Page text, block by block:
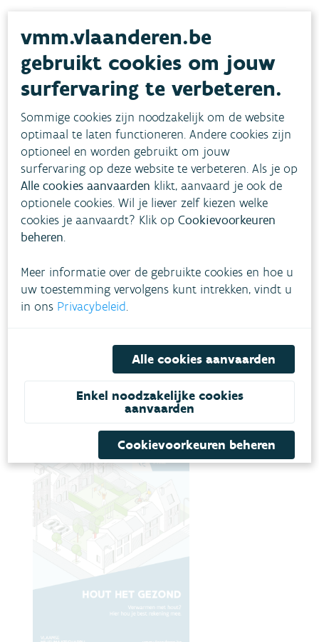
Stoken met pellets
Tips voor lokale besturen
Lokale besturen vinden op deze pagina praktische
informatie, wetgeving en communicatietips om burgers te
informeren en sensibiliseren.
Publicaties
vmm.vlaanderen.be
gebruikt cookies om jouw
surfervaring te verbeteren.
Sommige cookies zijn noodzakelijk om de website
optimaal te laten functioneren. Andere cookies zijn
optioneel en worden gebruikt om jouw
surfervaring op deze website te verbeteren. Als je op
Alle cookies aanvaarden klikt, aanvaard je ook de
optionele cookies. Wil je liever zelf kiezen welke
cookies je aanvaardt? Klik opCookievoorkeuren
beheren.
Meer informatie over de gebruikte cookies en hoe u
uw toestemming vervolgens kunt intrekken, vindt u
in ons Privacybeleid.
Alle cookies aanvaarden
Enkel noodzakelijke cookies
aanvaarden
Cookievoorkeuren beheren